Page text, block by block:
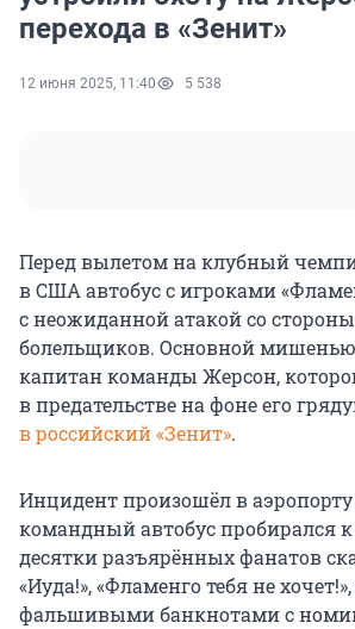
перехода в «Зенит»
12 июня 2025, 11:40 5 538
Перед вылетом на клубный
в США автобус с игроками
с неожиданной атакой со
болельщиков. Основной мишенью
капитан команды Жерсон,
в предательстве на фоне его
в российский «Зенит».
Инцидент произошёл в аэропорту
командный автобус пробирался
десятки разъярённых фанатов
«Иуда!», «Фламенго тебя не
фальшивыми банкнотами с